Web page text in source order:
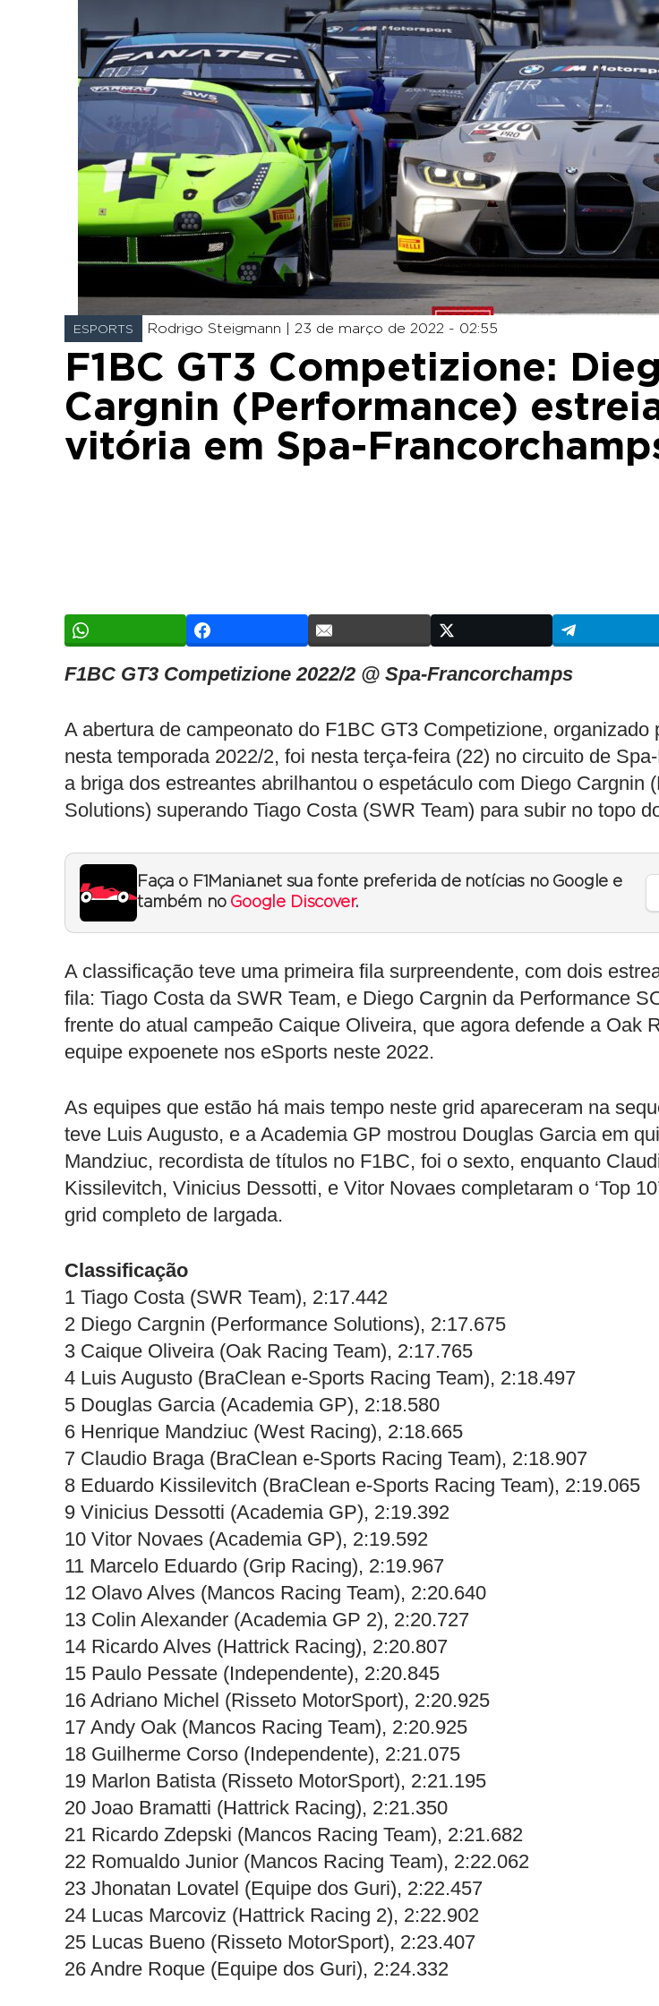
ESPORTS Rodrigo Steigmann | 23 de março de 2022 - 02:55
F1BC GT3 Competizione:
Cargnin (Performance)
vitória em Spa-
F1BC GT3 Competizione 2022/2 @ Spa-Francorchamps
A abertura de campeonato do F1BC GT3 Competizione, organizado
nesta temporada 2022/2, foi nesta terça-feira (22) no circuito de
a briga dos estreantes abrilhantou o espetáculo com Diego Cargnin
Solutions) superando Tiago Costa (SWR Team) para subir no topo
Faça o F1Mania.net sua fonte preferida de notícias no Google e
também no Google Discover.
A classificação teve uma primeira fila surpreendente, com dois
fila: Tiago Costa da SWR Team, e Diego Cargnin da Performance
frente do atual campeão Caique Oliveira, que agora defende a Oak
equipe expoenete nos eSports neste 2022.
As equipes que estão há mais tempo neste grid apareceram na
teve Luis Augusto, e a Academia GP mostrou Douglas Garcia em
Mandziuc, recordista de títulos no F1BC, foi o sexto, enquanto
Kissilevitch, Vinicius Dessotti, e Vitor Novaes completaram o ‘Top
grid completo de largada.
Classificação
1 Tiago Costa (SWR Team), 2:17.442
2 Diego Cargnin (Performance Solutions), 2:17.675
3 Caique Oliveira (Oak Racing Team), 2:17.765
4 Luis Augusto (BraClean e-Sports Racing Team), 2:18.497
5 Douglas Garcia (Academia GP), 2:18.580
6 Henrique Mandziuc (West Racing), 2:18.665
7 Claudio Braga (BraClean e-Sports Racing Team), 2:18.907
8 Eduardo Kissilevitch (BraClean e-Sports Racing Team), 2:19.065
9 Vinicius Dessotti (Academia GP), 2:19.392
10 Vitor Novaes (Academia GP), 2:19.592
11 Marcelo Eduardo (Grip Racing), 2:19.967
12 Olavo Alves (Mancos Racing Team), 2:20.640
13 Colin Alexander (Academia GP 2), 2:20.727
14 Ricardo Alves (Hattrick Racing), 2:20.807
15 Paulo Pessate (Independente), 2:20.845
16 Adriano Michel (Risseto MotorSport), 2:20.925
17 Andy Oak (Mancos Racing Team), 2:20.925
18 Guilherme Corso (Independente), 2:21.075
19 Marlon Batista (Risseto MotorSport), 2:21.195
20 Joao Bramatti (Hattrick Racing), 2:21.350
21 Ricardo Zdepski (Mancos Racing Team), 2:21.682
22 Romualdo Junior (Mancos Racing Team), 2:22.062
23 Jhonatan Lovatel (Equipe dos Guri), 2:22.457
24 Lucas Marcoviz (Hattrick Racing 2), 2:22.902
25 Lucas Bueno (Risseto MotorSport), 2:23.407
26 Andre Roque (Equipe dos Guri), 2:24.332